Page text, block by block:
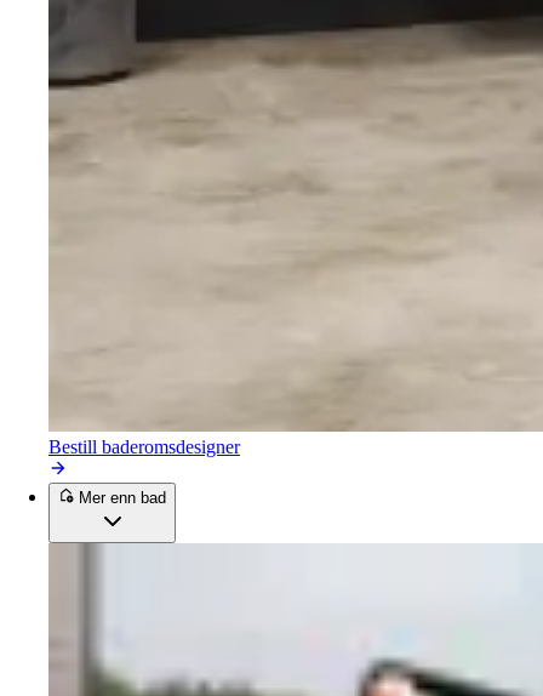
Bestill baderomsdesigner
Mer enn bad